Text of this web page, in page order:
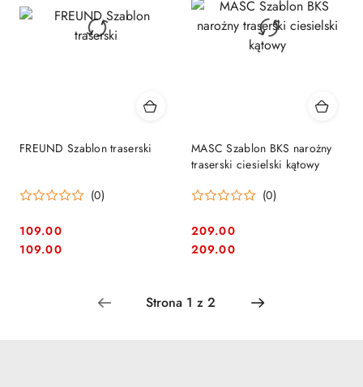
FREUND Szablon traserski
(0)
Cena:
109.00
Cena:
109.00
MASC Szablon BKS narożny
traserski ciesielski kątowy
(0)
Cena:
209.00
Cena:
209.00